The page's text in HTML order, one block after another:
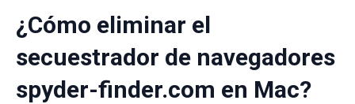
¿Cómo eliminar el
secuestrador de navegadores
spyder-finder.com en Mac?